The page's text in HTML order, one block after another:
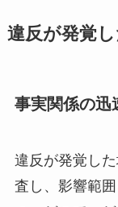
違反が発覚
事実関係の迅
違反が発覚し
査し、影響範